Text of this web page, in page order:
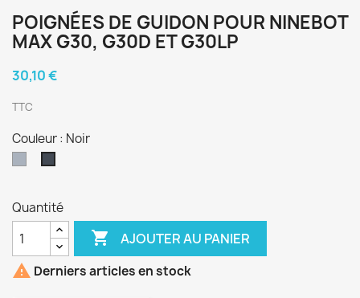
POIGNÉES DE GUIDON POUR NINEBOT
MAX G30, G30D ET G30LP
30,10 €
TTC
Couleur : Noir
Quantité
 AJOUTER AU PANIER
 Derniers articles en stock